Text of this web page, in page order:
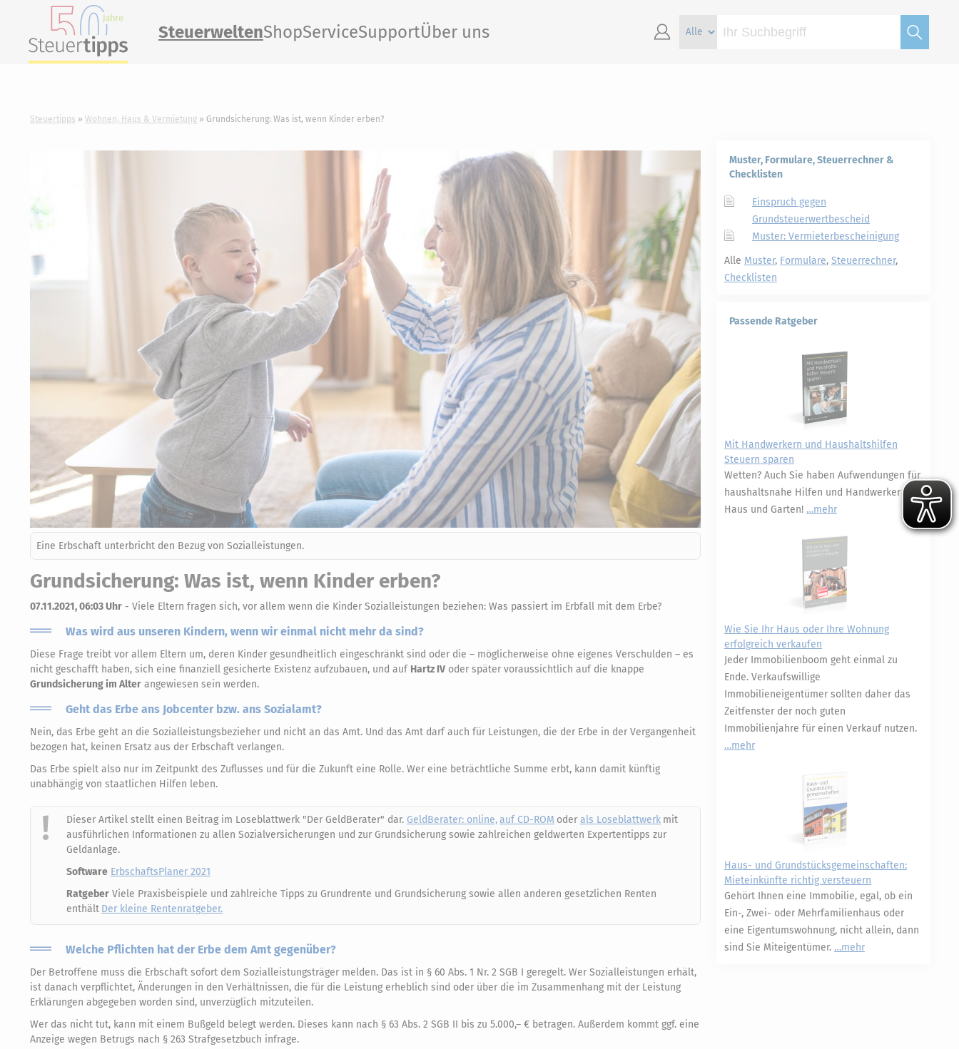
SteuerweltenShopServiceSupportÜber uns
Steuertipps Wohnen, Haus & Vermietung Grundsicherung: Was ist, wenn Kinder erben?
Eine Erbschaft unterbricht den Bezug von Sozialleistungen.
Grundsicherung: Was ist, wenn Kinder erben?
07.11.2021, 06:03 Uhr - Viele Eltern fragen sich, vor allem wenn die Kinder Sozialleistungen beziehen: Was passiert im Erbfall mit dem Erbe?
Was wird aus unseren Kindern, wenn wir einmal nicht mehr da sind?
Diese Frage treibt vor allem Eltern um, deren Kinder gesundheitlich eingeschränkt sind oder die – möglicherweise ohne eigenes Verschulden – es
nicht geschafft haben, sich eine finanziell gesicherte Existenz aufzubauen, und auf Hartz IV oder später voraussichtlich auf die knappe
Grundsicherung im Alter angewiesen sein werden.
Geht das Erbe ans Jobcenter bzw. ans Sozialamt?
Nein, das Erbe geht an die Sozialleistungsbezieher und nicht an das Amt. Und das Amt darf auch für Leistungen, die der Erbe in der Vergangenheit
bezogen hat, keinen Ersatz aus der Erbschaft verlangen.
Das Erbe spielt also nur im Zeitpunkt des Zuflusses und für die Zukunft eine Rolle. Wer eine beträchtliche Summe erbt, kann damit künftig
unabhängig von staatlichen Hilfen leben.
Dieser Artikel stellt einen Beitrag im Loseblattwerk "Der GeldBerater" dar. GeldBerater: online,auf CD-ROM oder als Loseblattwerk mit
ausführlichen Informationen zu allen Sozialversicherungen und zur Grundsicherung sowie zahlreichen geldwerten Expertentipps zur
Geldanlage.
Software ErbschaftsPlaner 2021
Ratgeber Viele Praxisbeispiele und zahlreiche Tipps zu Grundrente und Grundsicherung sowie allen anderen gesetzlichen Renten
enthält Der kleine Rentenratgeber.
Welche Pflichten hat der Erbe dem Amt gegenüber?
Der Betroffene muss die Erbschaft sofort dem Sozialleistungsträger melden. Das ist in § 60 Abs. 1 Nr. 2 SGB I geregelt. Wer Sozialleistungen erhält,
ist danach verpflichtet, Änderungen in den Verhältnissen, die für die Leistung erheblich sind oder über die im Zusammenhang mit der Leistung
Erklärungen abgegeben worden sind, unverzüglich mitzuteilen.
Wer das nicht tut, kann mit einem Bußgeld belegt werden. Dieses kann nach § 63 Abs. 2 SGB II bis zu 5.000,– € betragen. Außerdem kommt ggf. eine
Anzeige wegen Betrugs nach § 263 Strafgesetzbuch infrage.
Muster, Formulare, Steuerrechner &
Checklisten
Einspruch gegen
Grundsteuerwertbescheid
Muster: Vermieterbescheinigung
Alle Muster, Formulare, Steuerrechner,
Checklisten
Passende Ratgeber
Mit Handwerkern und Haushaltshilfen
Steuern sparen
Wetten? Auch Sie haben Aufwendungen für
haushaltsnahe Hilfen und Handwerker in
Haus und Garten!
mehr
Wie Sie Ihr Haus oder Ihre Wohnung
erfolgreich verkaufen
Jeder Immobilienboom geht einmal zu
Ende. Verkaufswillige
Immobilieneigentümer sollten daher das
Zeitfenster der noch guten
Immobilienjahre für einen Verkauf nutzen.
mehr
Haus- und Grundstücksgemeinschaften:
Mieteinkünfte richtig versteuern
Gehört Ihnen eine Immobilie, egal, ob ein
Ein-, Zwei- oder Mehrfamilienhaus oder
eine Eigentumswohnung, nicht allein, dann
sind Sie Miteigentümer.
mehr